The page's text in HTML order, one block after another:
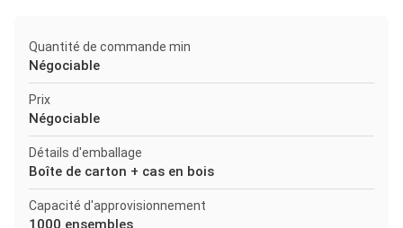
Quantité de commande min
Négociable
Prix
Négociable
Détails d'emballage
Boîte de carton + cas en bois
Capacité d'approvisionnement
1000 ensembles